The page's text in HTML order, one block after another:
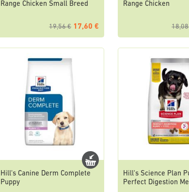
Range Chicken Small Breed
19,56 € 17,60 €
Range Chicken
Hill's Canine Derm Complete
Puppy
Hill's Science Plan
Perfect Digestion